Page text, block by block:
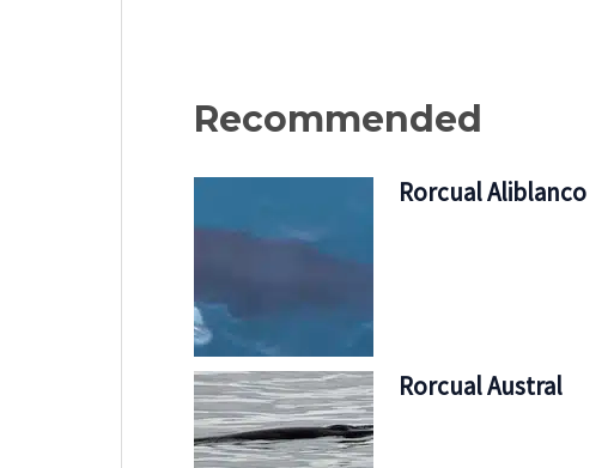
Recommended
Rorcual Aliblanco
Rorcual Austral